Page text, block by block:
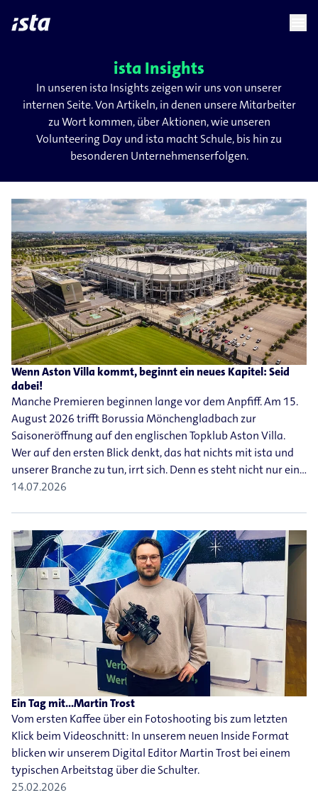
languagechevron_right
ista Insights
In unseren ista Insights zeigen wir uns von unserer
internen Seite. Von Artikeln, in denen unsere Mitarbeiter
zu Wort kommen, über Aktionen, wie unseren
Volunteering Day und ista macht Schule, bis hin zu
besonderen Unternehmenserfolgen.
Wenn Aston Villa kommt, beginnt ein neues Kapitel: Seid
dabei!
Manche Premieren beginnen lange vor dem Anpfiff. Am 15.
August 2026 trifft Borussia Mönchengladbach zur
Saisoneröffnung auf den englischen Topklub Aston Villa.
Wer auf den ersten Blick denkt, das hat nichts mit ista und
unserer Branche zu tun, irrt sich. Denn es steht nicht nur ein…
14.07.2026
Ein Tag mit...Martin Trost
Vom ersten Kaffee über ein Fotoshooting bis zum letzten
Klick beim Videoschnitt: In unserem neuen Inside Format
blicken wir unserem Digital Editor Martin Trost bei einem
typischen Arbeitstag über die Schulter.
25.02.2026